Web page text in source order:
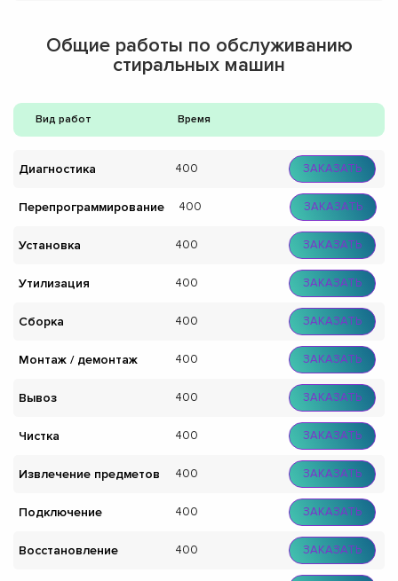
Общие работы по обслуживанию
стиральных машин
Вид работ Время
Диагностика 400 ЗАКАЗАТЬ
Перепрограммирование 400 ЗАКАЗАТЬ
Установка 400 ЗАКАЗАТЬ
Утилизация 400 ЗАКАЗАТЬ
Сборка 400 ЗАКАЗАТЬ
Монтаж / демонтаж 400 ЗАКАЗАТЬ
Вывоз 400 ЗАКАЗАТЬ
Чистка 400 ЗАКАЗАТЬ
Извлечение предметов 400 ЗАКАЗАТЬ
Подключение 400 ЗАКАЗАТЬ
Восстановление 400 ЗАКАЗАТЬ